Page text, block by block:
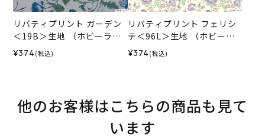
リバティプリント ガーデン
＜19B＞生地 （ホビーラホ
ビーレオリジナル）2026A
¥374 (税込)
リバティプリント フェリシ
テ＜96L＞生地 （ホビーラ
ホビーレオリジナル）2026
¥374 (税込)
他のお客様はこちらの商品も見て
います